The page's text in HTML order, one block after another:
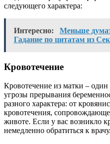
следующего характера:
Интересно:
Меньше
Гадание по цитатам из
Кровотечение
Кровотечение из матки –
угрозы прерывания
разного характера: от
кровотечения,
животе. Если у вас возникло
немедленно обратиться к врачу.